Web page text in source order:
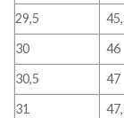
29,5
30
46
30,5
47
31